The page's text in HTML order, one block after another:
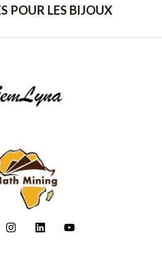
POUR LES BIJOUX